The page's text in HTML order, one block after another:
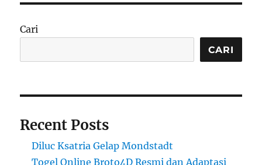
Cari
CARI
Recent Posts
Diluc Ksatria Gelap Mondstadt
Togel Online Broto4D Resmi dan Adaptasi